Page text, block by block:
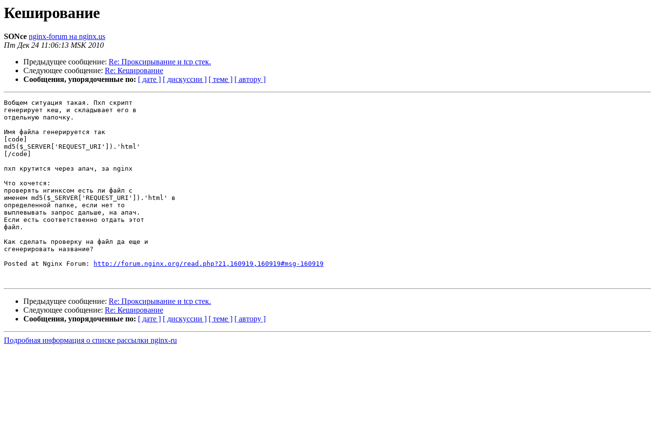
Кеширование
SONce nginx-forum на nginx.us
Пт Дек 24 11:06:13 MSK 2010
Предыдущее сообщение: Re: Проксирывание и tcp стек.
Следующее сообщение: Re: Кеширование
Сообщения, упорядоченные по: [ дате ] [ дискуссии ] [ теме ] [ автору ]
Вобщем ситуация такая. Пхп скрипт
генерирует кеш, и складывает его в
отдельную папочку.
Имя файла генерируется так
[code]
md5($_SERVER['REQUEST_URI']).'html'
[/code]
пхп крутится через апач, за nginx
Что хочется:
проверять нгинксом есть ли файл с
именем md5($_SERVER['REQUEST_URI']).'html' в
определенной папке, если нет то
выплевывать запрос дальше, на апач.
Если есть соответственно отдать этот
файл.
Как сделать проверку на файл да еще и
сгенерировать название?
Posted at Nginx Forum:
http://forum.nginx.org/read.php?21,160919,160919#msg-160919
Предыдущее сообщение: Re: Проксирывание и tcp стек.
Следующее сообщение: Re: Кеширование
Сообщения, упорядоченные по: [ дате ] [ дискуссии ] [ теме ] [ автору ]
Подробная информация о списке рассылки nginx-ru